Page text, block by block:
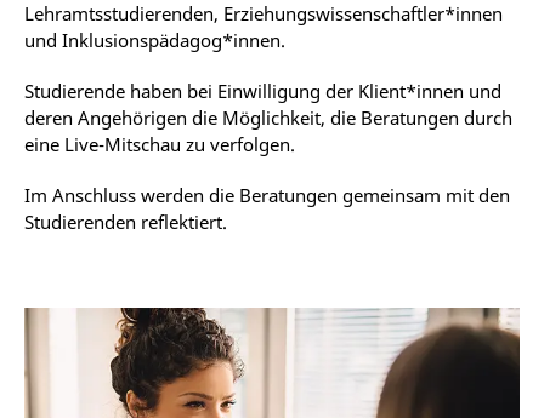
Lehramtsstudierenden, Erziehungswissenschaftler*innen
und Inklusionspädagog*innen.
Studierende haben bei Einwilligung der Klient*innen und
deren Angehörigen die Möglichkeit, die Beratungen durch
eine Live-Mitschau zu verfolgen.
Im Anschluss werden die Beratungen gemeinsam mit den
Studierenden reflektiert.